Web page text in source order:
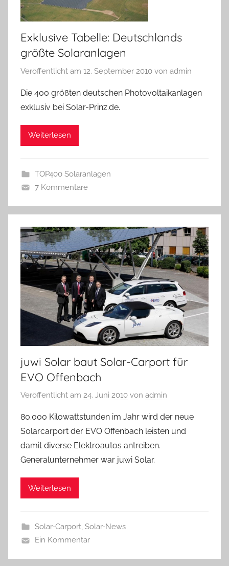
Exklusive Tabelle: Deutschlands
größte Solaranlagen
Veröffentlicht am 12. September 2010 von admin
Die 400 größten deutschen Photovoltaikanlagen
exklusiv bei Solar-Prinz.de.
Weiterlesen
TOP400 Solaranlagen
7 Kommentare
juwi Solar baut Solar-Carport für
EVO Offenbach
Veröffentlicht am 24. Juni 2010 von admin
80.000 Kilowattstunden im Jahr wird der neue
Solarcarport der EVO Offenbach leisten und
damit diverse Elektroautos antreiben.
Generalunternehmer war juwi Solar.
Weiterlesen
Solar-Carport, Solar-News
Ein Kommentar